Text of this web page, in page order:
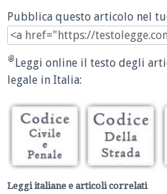
Pubblica questo articolo nel
Leggi online il testo degli
legale in Italia:
Leggi italiane e articoli correlati